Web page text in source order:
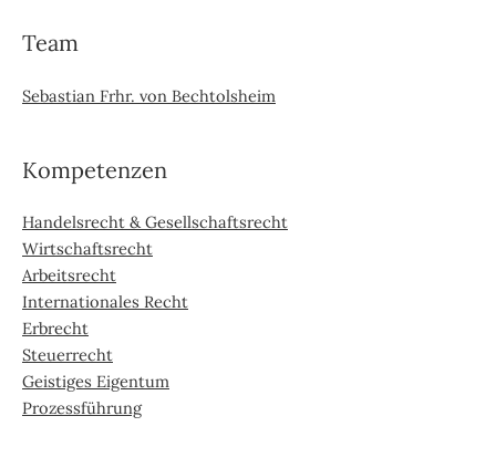
Team
Sebastian Frhr. von Bechtolsheim
Kompetenzen
Handelsrecht & Gesellschaftsrecht
Wirtschaftsrecht
Arbeitsrecht
Internationales Recht
Erbrecht
Steuerrecht
Geistiges Eigentum
Prozessführung